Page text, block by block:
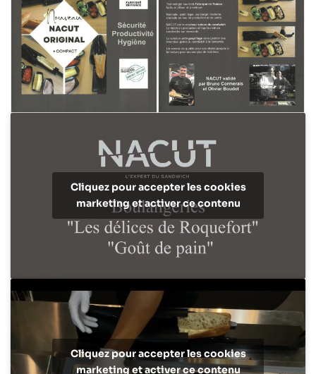
Cliquez pour accepter les cookies
marketing et activer ce contenu
Cliquez pour accepter les cookies
marketing et activer ce contenu